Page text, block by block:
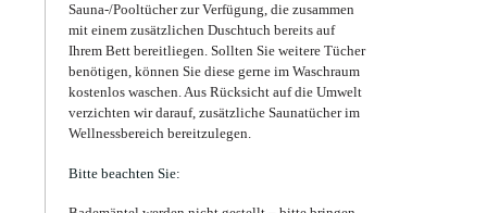
Sauna-/Pooltücher zur Verfügung, die zusammen
mit einem zusätzlichen Duschtuch bereits auf
Ihrem Bett bereitliegen. Sollten Sie weitere Tücher
benötigen, können Sie diese gerne im Waschraum
kostenlos waschen. Aus Rücksicht auf die Umwelt
verzichten wir darauf, zusätzliche Saunatücher im
Wellnessbereich bereitzulegen.
Bitte beachten Sie: